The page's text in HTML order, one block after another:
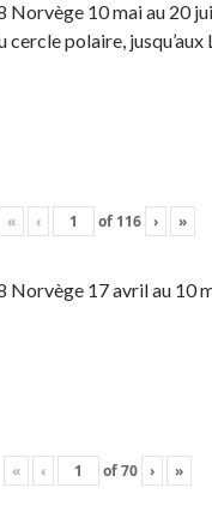
Norvège 10 mai au 20
cercle polaire,
« ‹ of 116 › »
Norvège 17 avril au 10
« ‹ of70 › »